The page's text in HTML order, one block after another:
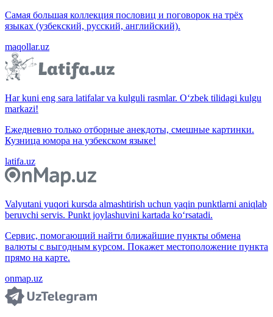
Самая большая коллекция пословиц и поговорок на трёх
языках (узбекский, русский, английский).
maqollar.uz
Har kuni eng sara latifalar va kulguli rasmlar. O‘zbek tilidagi kulgu
markazi!
Ежедневно только отборные анекдоты, смешные картинки.
Кузница юмора на узбекском языке!
latifa.uz
Valyutani yuqori kursda almashtirish uchun yaqin punktlarni aniqlab
beruvchi servis. Punkt joylashuvini kartada ko‘rsatadi.
Сервис, помогающий найти ближайшие пункты обмена
валюты с выгодным курсом. Покажет местоположение пункта
прямо на карте.
onmap.uz